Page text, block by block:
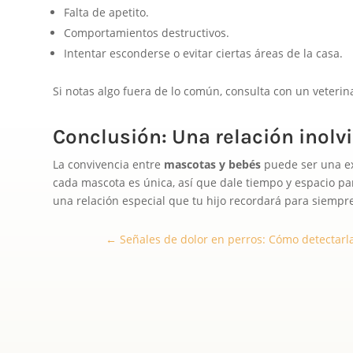
Falta de apetito.
Comportamientos destructivos.
Intentar esconderse o evitar ciertas áreas de la casa.
Si notas algo fuera de lo común, consulta con un
Conclusión: Una relación
La convivencia entre mascotas y bebés puede ser una
cada mascota es única, así que dale tiempo y espacio
una relación especial que tu hijo recordará para
←Señales de dolor en perros: Cómo